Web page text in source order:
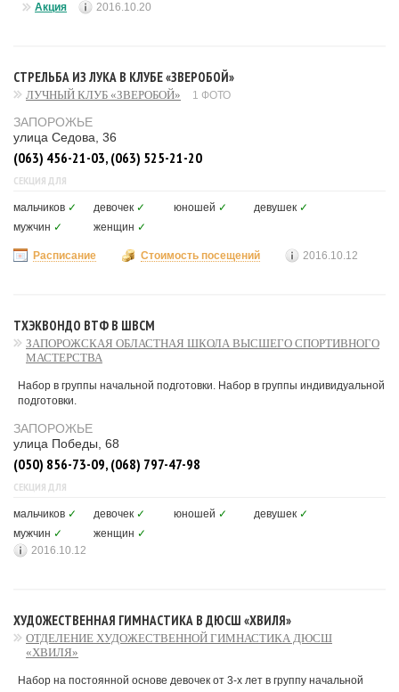
Акция
2016.10.20
СТРЕЛЬБА ИЗ ЛУКА В КЛУБЕ «ЗВЕРОБОЙ»
ЛУЧНЫЙ КЛУБ «ЗВЕРОБОЙ» 1 ФОТО
ЗАПОРОЖЬЕ
улица Седова, 36
(063) 456-21-03, (063) 525-21-20
СЕКЦИЯ ДЛЯ
мальчиков ✓ девочек ✓ юношей ✓ девушек ✓
мужчин ✓ женщин ✓
Расписание Стоимость посещений 2016.10.12
ТХЭКВОНДО ВТФ В ШВСМ
ЗАПОРОЖСКАЯ ОБЛАСТНАЯ ШКОЛА ВЫСШЕГО СПОРТИВНОГО
МАСТЕРСТВА
Набор в группы начальной подготовки. Набор в группы индивидуальной
подготовки.
ЗАПОРОЖЬЕ
улица Победы, 68
(050) 856-73-09, (068) 797-47-98
СЕКЦИЯ ДЛЯ
мальчиков ✓ девочек ✓ юношей ✓ девушек ✓
мужчин ✓ женщин ✓
2016.10.12
ХУДОЖЕСТВЕННАЯ ГИМНАСТИКА В ДЮСШ «ХВИЛЯ»
ОТДЕЛЕНИЕ ХУДОЖЕСТВЕННОЙ ГИМНАСТИКА ДЮСШ
«ХВИЛЯ»
Набор на постоянной основе девочек от 3-х лет в группу начальной